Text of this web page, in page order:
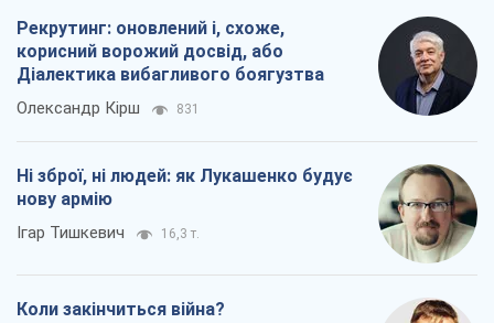
Рекрутинг: оновлений і, схоже,
корисний ворожий досвід, або
Діалектика вибагливого боягузтва
Олександр Кірш 831
Ні зброї, ні людей: як Лукашенко будує
нову армію
Ігар Тишкевич 16,3 т.
Коли закінчиться війна?